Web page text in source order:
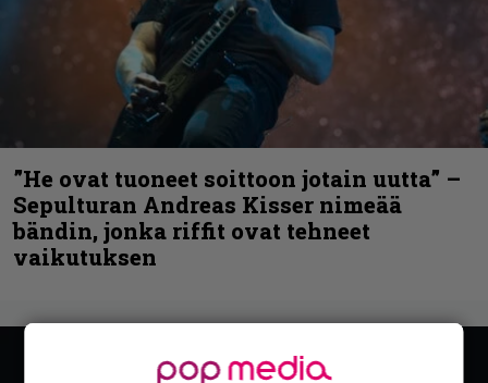
”He ovat tuoneet soittoon jotain uutta” –
Sepulturan Andreas Kisser nimeää
bändin, jonka riffit ovat tehneet
vaikutuksen